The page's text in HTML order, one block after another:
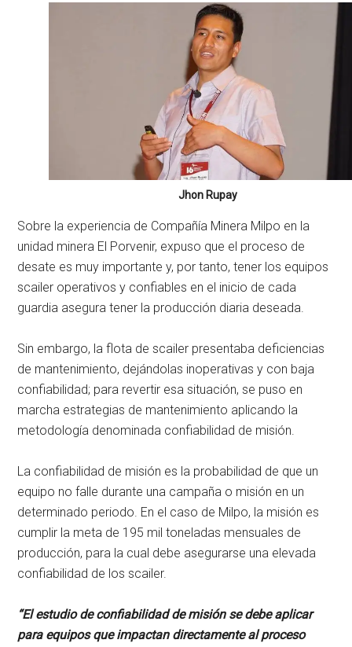
Jhon Rupay
Sobre la experiencia de Compañía Minera Milpo en la
unidad minera El Porvenir, expuso que el proceso de
desate es muy importante y, por tanto, tener los equipos
scailer operativos y confiables en el inicio de cada
guardia asegura tener la producción diaria deseada.
Sin embargo, la flota de scailer presentaba deficiencias
de mantenimiento, dejándolas inoperativas y con baja
confiabilidad; para revertir esa situación, se puso en
marcha estrategias de mantenimiento aplicando la
metodología denominada confiabilidad de misión.
La confiabilidad de misión es la probabilidad de que un
equipo no falle durante una campaña o misión en un
determinado periodo. En el caso de Milpo, la misión es
cumplir la meta de 195 mil toneladas mensuales de
producción, para la cual debe asegurarse una elevada
confiabilidad de los scailer.
“El estudio de confiabilidad de misión se debe aplicar
para equipos que impactan directamente al proceso